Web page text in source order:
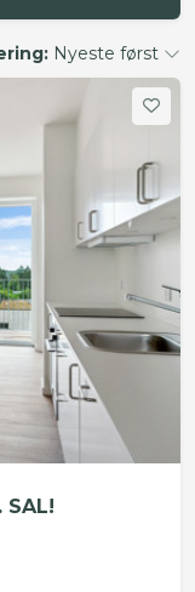
Nyeste først
SAL!